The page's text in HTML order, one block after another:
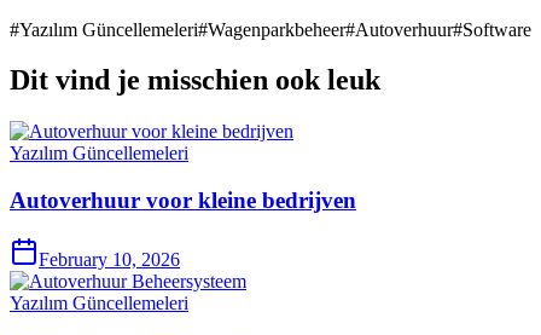
#Yazılım Güncellemeleri#Wagenparkbeheer#Autoverhuur#Software
Dit vind je misschien ook leuk
Yazılım Güncellemeleri
Autoverhuur voor kleine bedrijven
February 10, 2026
Yazılım Güncellemeleri